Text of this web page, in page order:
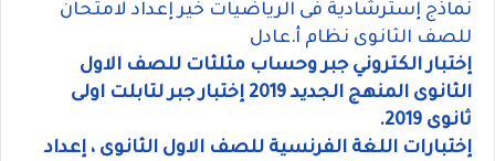
نماذج إسترشادية فى الرياضيات خير إعداد لامتحان
للصف الثانوى نظام أ.عادل
إختبار الكتروني جبر وحساب مثلثات للصف الاول
الثانوى المنهج الجديد 2019 إختبار جبر لتابلت اولى
ثانوى 2019.
إختبارات اللغة الفرنسية للصف الاول الثانوى ، إعداد